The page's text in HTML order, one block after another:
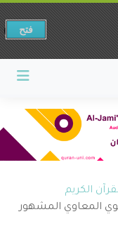
الكريم
المعاوي المشهور
فتح